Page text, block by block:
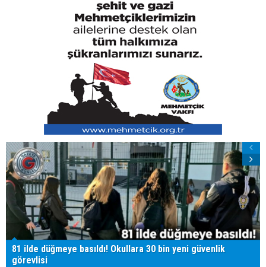
81 ilde düğmeye basıldı! Okullara 30 bin yeni güvenlik
görevlisi